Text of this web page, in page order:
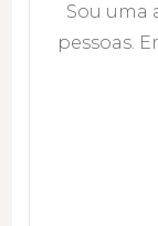
Sou uma
pessoas.